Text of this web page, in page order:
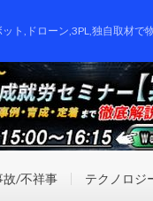
ト,ドローン,3PL,独自取材で
故/不祥事 テクノロジ